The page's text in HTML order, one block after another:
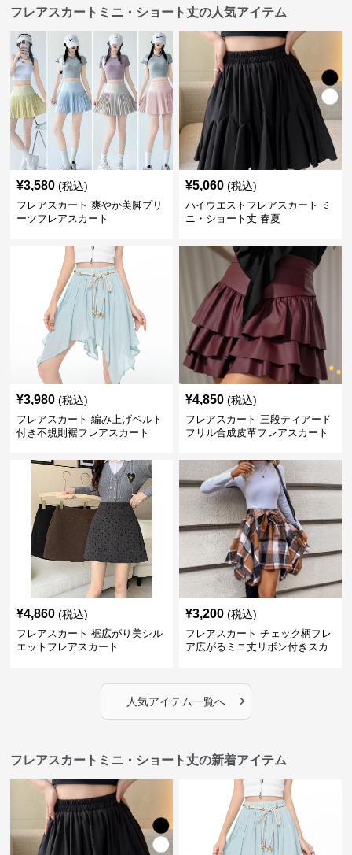
フレアスカートミニ・ショート丈の人気アイテム
¥3,580 (税込)
フレアスカート 爽やか美脚プリ
ーツフレアスカート
¥5,060 (税込)
ハイウエストフレアスカート ミ
ニ・ショート丈 春夏
¥3,980 (税込)
フレアスカート 編み上げベルト
付き不規則裾フレアスカート
¥4,850 (税込)
フレアスカート 三段ティアード
フリル合成皮革フレアスカート
¥4,860 (税込)
フレアスカート 裾広がり美シル
エットフレアスカート
¥3,200 (税込)
フレアスカート チェック柄フレ
ア広がるミニ丈リボン付きスカ
人気アイテム一覧へ ›
フレアスカートミニ・ショート丈の新着アイテム